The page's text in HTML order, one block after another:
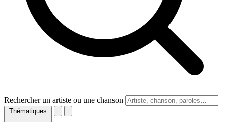
Rechercher un artiste ou une chanson
Thématiques